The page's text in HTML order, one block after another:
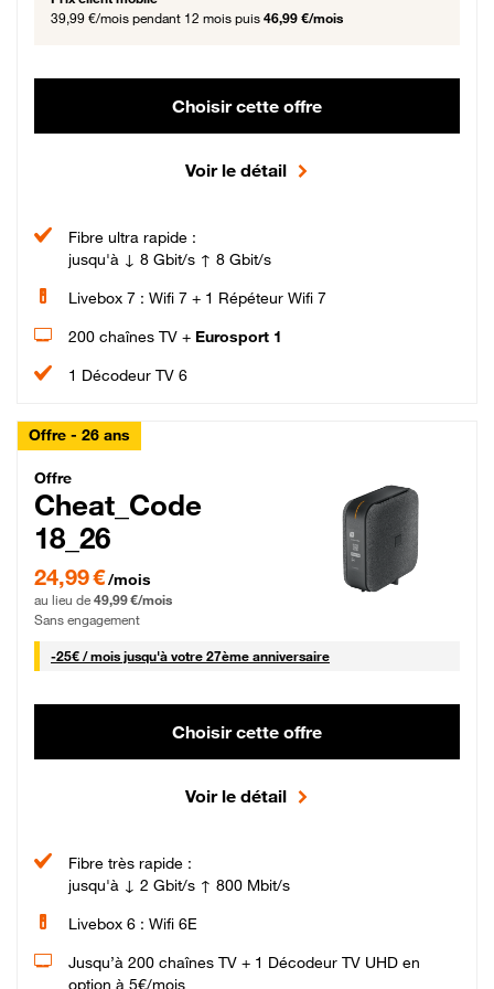
39,99 €/mois pendant 12 mois puis 46,99 €/mois
Choisir cette offre
Voir le détail
Fibre ultra rapide :
jusqu'à ↓ 8 Gbit/s ↑ 8 Gbit/s
Livebox 7 : Wifi 7 + 1 Répéteur Wifi 7
200 chaînes TV + Eurosport 1
1 Décodeur TV 6
Offre - 26 ans
Cheat_Code Fibre_18_26
Offre
Cheat_Code
18_26
24,99 € par mois pendant 0 mois puis 49,99 € par mois, Sans engagement
24,99 €/mois
au lieu de 49,99 €/mois
Sans engagement
-25€ / mois25 € par mois
jusqu'à votre 27ème anniversaire
Choisir cette offre
Voir le détail
Fibre très rapide :
jusqu'à ↓ 2 Gbit/s ↑ 800 Mbit/s
Livebox 6 : Wifi 6E
Jusqu’à 200 chaînes TV + 1 Décodeur TV UHD en
option à 5€/mois